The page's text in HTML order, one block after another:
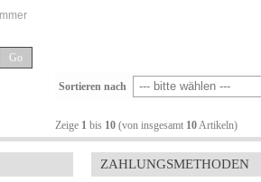
Sortieren nach
Zeige 1 bis 10 (von insgesamt 10Artikeln)
Go
ZAHLUNGSMETHODEN